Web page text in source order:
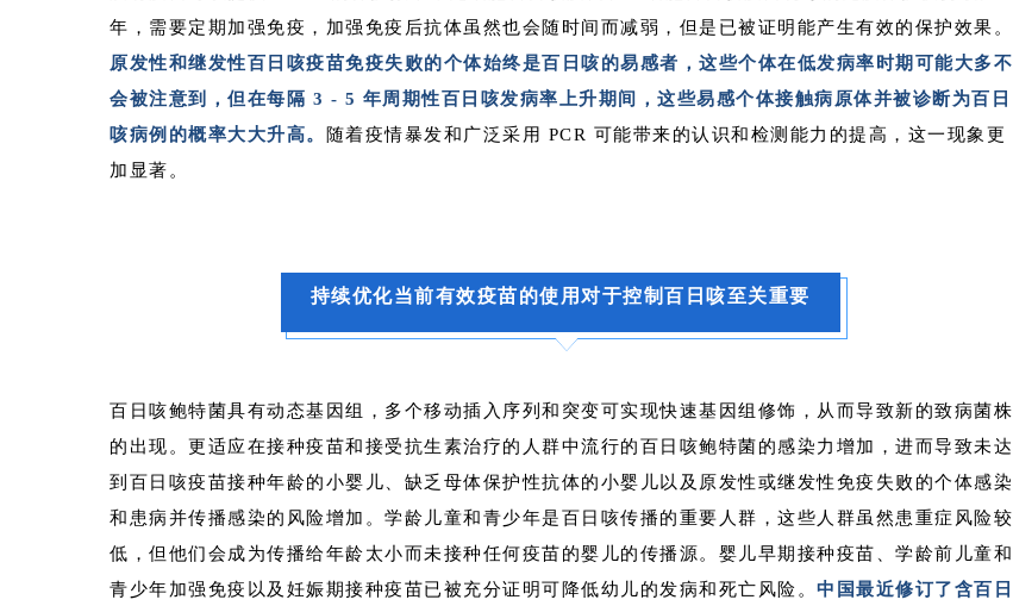
年，需要定期加强免疫，加强免疫后抗体虽然也会随时间而减弱，但是已被证明能产生有效的保护效果。
原发性和继发性百日咳疫苗免疫失败的个体始终是百日咳的易感者，这些个体在低发病率时期可能大多不
会被注意到，但在每隔 3 - 5 年周期性百日咳发病率上升期间，这些易感个体接触病原体并被诊断为百日
咳病例的概率大大升高。
随着疫情暴发和广泛采用 PCR 可能带来的认识和检测能力的提高，这一现象更
加显著。
持续优化当前有效疫苗的使用对于控制百日咳至关重要
百日咳鲍特菌具有动态基因组，多个移动插入序列和突变可实现快速基因组修饰，从而导致新的致病菌株
的出现。更适应在接种疫苗和接受抗生素治疗的人群中流行的百日咳鲍特菌的感染力增加，进而导致未达
到百日咳疫苗接种年龄的小婴儿、缺乏母体保护性抗体的小婴儿以及原发性或继发性免疫失败的个体感染
和患病并传播感染的风险增加。学龄儿童和青少年是百日咳传播的重要人群，这些人群虽然患重症风险较
低，但他们会成为传播给年龄太小而未接种任何疫苗的婴儿的传播源。婴儿早期接种疫苗、学龄前儿童和
青少年加强免疫以及妊娠期接种疫苗已被充分证明可降低幼儿的发病和死亡风险。 中国最近修订了含百日